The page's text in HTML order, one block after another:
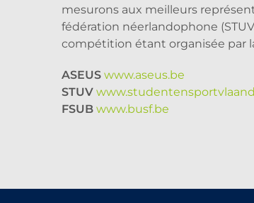
mesurons aux meilleurs
fédération néerlandophone
compétition étant organisée par
ASEUS www.aseus.be
STUV
FSUB www.busf.be